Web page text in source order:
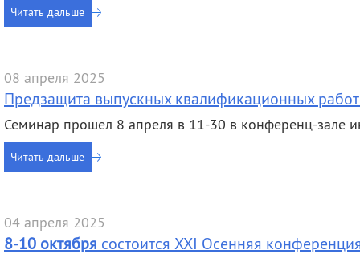
Читать дальше
08 апреля 2025
Предзащита выпускных квалификационных
Семинар прошел 8 апреля в 11-30 в конференц-зале
Читать дальше
04 апреля 2025
8-10 октября состоится XXI Осенняя